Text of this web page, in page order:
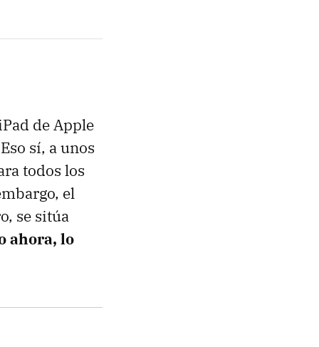
de Apple
sí, a unos
todos los
el
se sitúa
ahora, lo